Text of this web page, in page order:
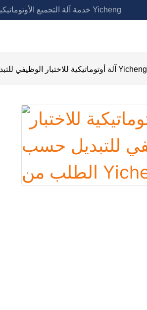
خدمة آلة التجميع الأوتوماتيكية المخصصة منذ عام 2007 - أتمتة Yicheng
آلة أوتوماتيكية للاختبار الوظيفي للتبديل حسب الطلب من Yicheng